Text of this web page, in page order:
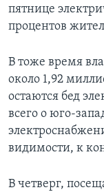
пятнице
процентов
В тоже время
около 1,92
остаются бед
всего о юго-
видимости, к
В четверг,